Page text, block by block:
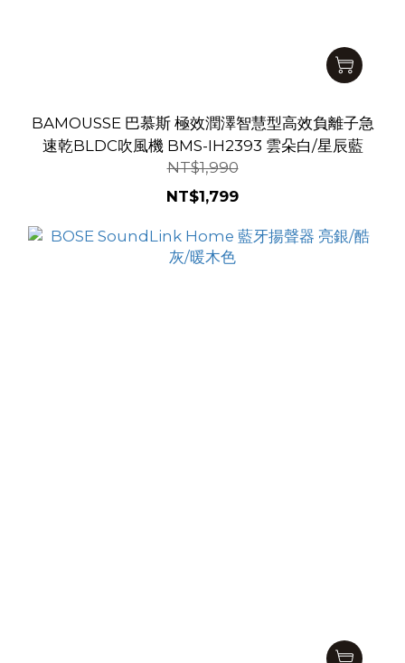
BAMOUSSE 巴慕斯 極效潤澤智慧型高效負離子急
速乾BLDC吹風機 BMS-IH2393 雲朵白/星辰藍
NT$1,990
NT$1,799